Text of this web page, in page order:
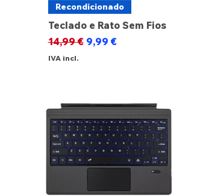
Recondicionado
Teclado e Rato Sem Fios
Preço normal
14,99 € Preço promocional
9,99 €
IVA incl.